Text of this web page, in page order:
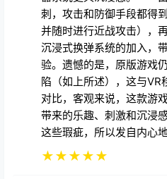
对比，客观来说，这款游
带来的乐趣、刺激和沉浸
这些瑕疵，所以发自内心
★★★★★
shan
青铜 Lv0
这个是类毁灭战士
0